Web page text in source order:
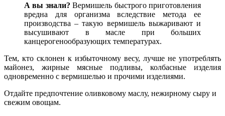
А вы знали? Вермишель быстрого приготовления
вредна для организма вследствие метода ее
производства – такую вермишель выжаривают и
высушивают в масле при больших
канцерогенообразующих температурах.
Тем, кто склонен к избыточному весу, лучше не употреблять
майонез, жирные мясные подливы, колбасные изделия
одновременно с вермишелью и прочими изделиями.
Отдайте предпочтение оливковому маслу, нежирному сыру и
свежим овощам.